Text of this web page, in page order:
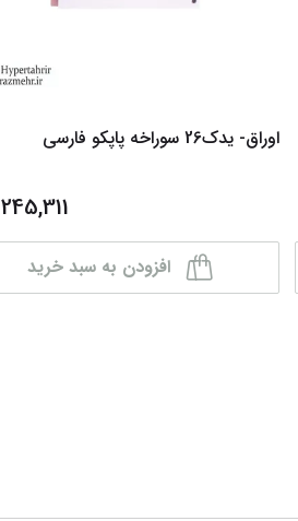
اوراق- یدک26 سوراخه پاپکو فارسی
245,311
افزودن به سبد خرید